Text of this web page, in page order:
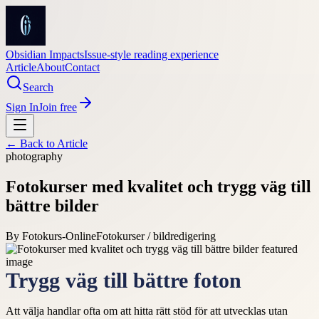
Obsidian ImpactsIssue-style reading experience
ArticleAboutContact
Search
Sign InJoin free
← Back to Article
photography
Fotokurser med kvalitet och trygg väg till
bättre bilder
By Fotokurs-OnlineFotokurser / bildredigering
Trygg väg till bättre foton
Att välja handlar ofta om att hitta rätt stöd för att utvecklas utan